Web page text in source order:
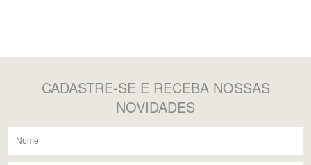
CADASTRE-SE E RECEBA NOSSAS
NOVIDADES